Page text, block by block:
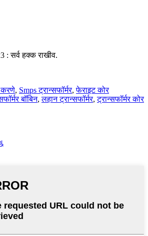
: सर्व हक्क राखीव.
करणे, Smps ट्रान्सफॉर्मर,फेराइट कोर
बॉबिन,लहान ट्रान्सफॉर्मर,ट्रान्सफॉर्मर कोर